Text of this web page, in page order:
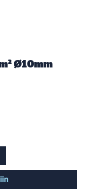
Ø10mm
määrää